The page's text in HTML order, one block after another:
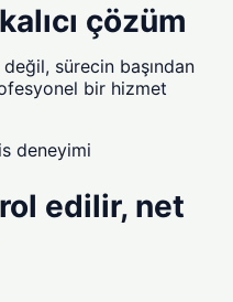
çözüm
sürecin başından
bir hizmet
deneyimi
edilir, net